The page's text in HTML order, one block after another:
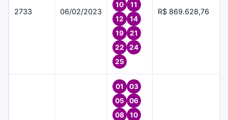
2733 06/02/2023
10
11
12
14
19
21
22
24
25
R$ 869.628,76
01
03
05
06
08
10